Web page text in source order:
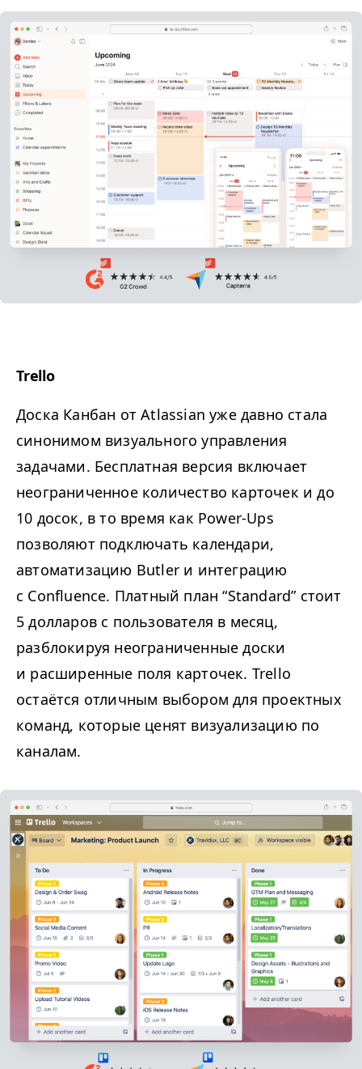
Trello
Доска Канбан от Atlassian уже давно стала
синонимом визуального управления
задачами. Бесплатная версия включает
неограниченное количество карточек и до
10 досок, в то время как Power-Ups
позволяют подключать календари,
автоматизацию Butler и интеграцию
с Confluence. Платный план“Standard” стоит
5 долларов с пользователя в месяц,
разблокируя неограниченные доски
и расширенные поля карточек. Trello
остаётся отличным выбором для проектных
команд, которые ценят визуализацию по
каналам.